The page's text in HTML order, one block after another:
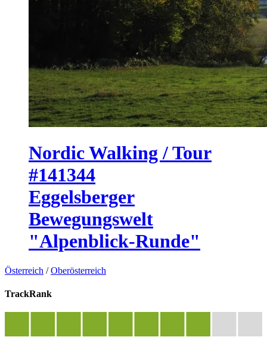
Nordic Walking / Tour
#141344
Eggelsberger
Bewegungswelt
"Alpenblick-Runde"
Österreich /Oberösterreich
TrackRank